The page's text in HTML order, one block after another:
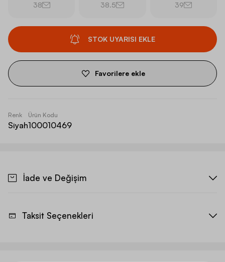
38 38.5 39
STOK UYARISI EKLE
Favorilere ekle
Renk
Siyah
Ürün Kodu
100010469
İade ve Değişim
Taksit Seçenekleri